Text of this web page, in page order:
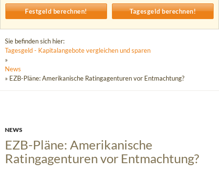
Sie befinden sich hier:
Tagesgeld - Kapitalangebote vergleichen und sparen
»
News
» EZB-Pläne: Amerikanische Ratingagenturen vor Entmachtung?
NEWS
EZB-Pläne: Amerikanische
Ratingagenturen vor Entmachtung?